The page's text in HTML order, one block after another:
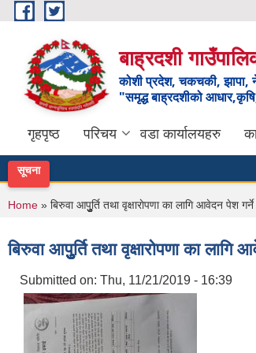
Skip to main content
बाह्रदशी
कोशी प्रदेश, चकचकी, झापा,
"समृद्ध बाह्रदशीको
गृहपृष्ठ परिचय वडा कार्यालयहरु
सूचना
You are here
Home » बिरुवा आपुुुुुुर्ति तथा वृक्षाराेपणा का लागि आवेदन पेश
बिरुवा आपुुुुुुर्ति तथा वृक्षाराेपणा का
Submitted on: Thu, 11/21/2019 - 16:39